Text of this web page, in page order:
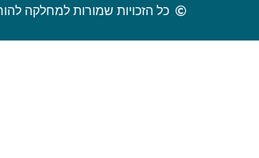
כל הזכויות שמורות למחלקה